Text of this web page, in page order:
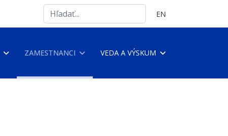
Search
...
Vyberte váš jazyk
EN
ZAMESTNANCI VEDA A VÝSKUM